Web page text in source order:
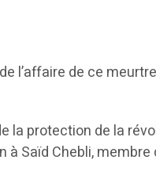
l’affaire de ce
la protection de la
à Saïd Chebli,